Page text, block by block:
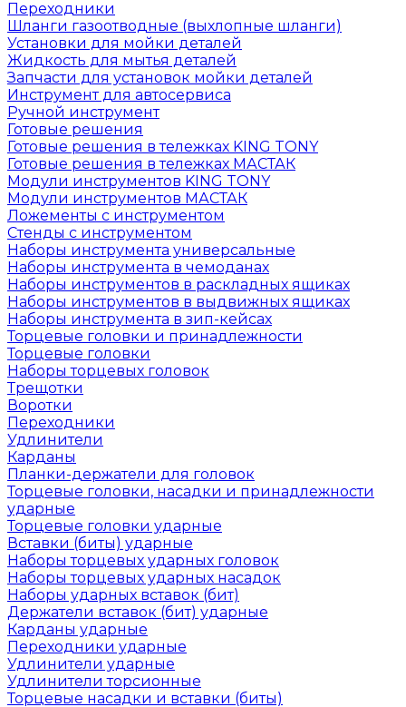
Переходники
Шланги газоотводные (выхлопные шланги)
Установки для мойки деталей
Жидкость для мытья деталей
Запчасти для установок мойки деталей
Инструмент для автосервиса
Ручной инструмент
Готовые решения
Готовые решения в тележках KING TONY
Готовые решения в тележках МАСТАК
Модули инструментов KING TONY
Модули инструментов МАСТАК
Ложементы с инструментом
Стенды с инструментом
Наборы инструмента универсальные
Наборы инструмента в чемоданах
Наборы инструментов в раскладных ящиках
Наборы инструментов в выдвижных ящиках
Наборы инструмента в зип-кейсах
Торцевые головки и принадлежности
Торцевые головки
Наборы торцевых головок
Трещотки
Воротки
Переходники
Удлинители
Карданы
Планки-держатели для головок
Торцевые головки, насадки и принадлежности
ударные
Торцевые головки ударные
Вставки (биты) ударные
Наборы торцевых ударных головок
Наборы торцевых ударных насадок
Наборы ударных вставок (бит)
Держатели вставок (бит) ударные
Карданы ударные
Переходники ударные
Удлинители ударные
Удлинители торсионные
Торцевые насадки и вставки (биты)